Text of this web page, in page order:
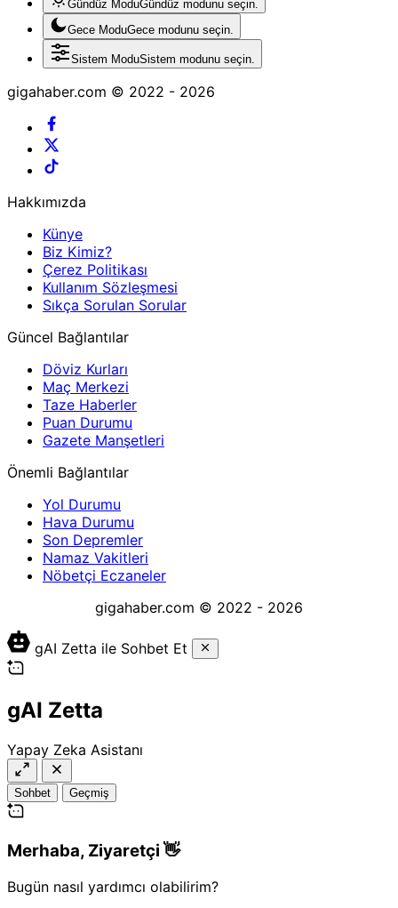
Gündüz ModuGündüz modunu seçin.
Gece ModuGece modunu seçin.
Sistem ModuSistem modunu seçin.
gigahaber.com © 2022 - 2026
Hakkımızda
Künye
Biz Kimiz?
Çerez Politikası
Kullanım Sözleşmesi
Sıkça Sorulan Sorular
Güncel Bağlantılar
Döviz Kurları
Maç Merkezi
Taze Haberler
Puan Durumu
Gazete Manşetleri
Önemli Bağlantılar
Yol Durumu
Hava Durumu
Son Depremler
Namaz Vakitleri
Nöbetçi Eczaneler
gigahaber.com © 2022 - 2026
gAI Zetta ile Sohbet Et
gAI Zetta
Yapay Zeka Asistanı
Sohbet Geçmiş
Merhaba, Ziyaretçi 👋
Bugün nasıl yardımcı olabilirim?